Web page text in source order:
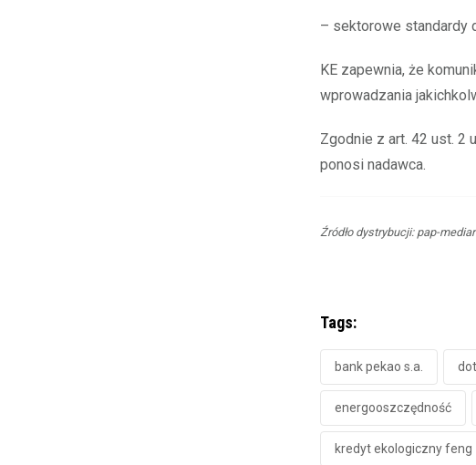
– sektorowe standardy
KE zapewnia, że
wprowadzania
Zgodnie z art. 42 ust. 2
ponosi nadawca.
Źródło dystrybucji: pap-
Tags:
bank pekao s.a.
energooszczędność
kredyt ekologiczny feng